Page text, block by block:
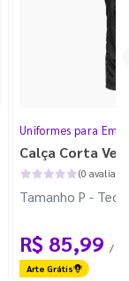
Uniformes para
Calça Corta
(0
Tamanho P -
R$ 85,99 / 1
Arte Grátis